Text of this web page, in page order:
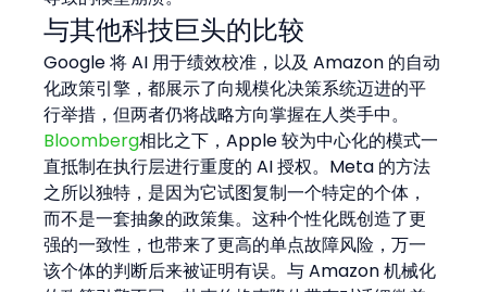
与其他科技巨头的比较
Google 将 AI 用于绩效校准，以及 Amazon 的自动
化政策引擎，都展示了向规模化决策系统迈进的平
行举措，但两者仍将战略方向掌握在人类手中。
Bloomberg相比之下，Apple 较为中心化的模式一
直抵制在执行层进行重度的 AI 授权。Meta 的方法
之所以独特，是因为它试图复制一个特定的个体，
而不是一套抽象的政策集。这种个性化既创造了更
强的一致性，也带来了更高的单点故障风险，万一
该个体的判断后来被证明有误。与 Amazon 机械化